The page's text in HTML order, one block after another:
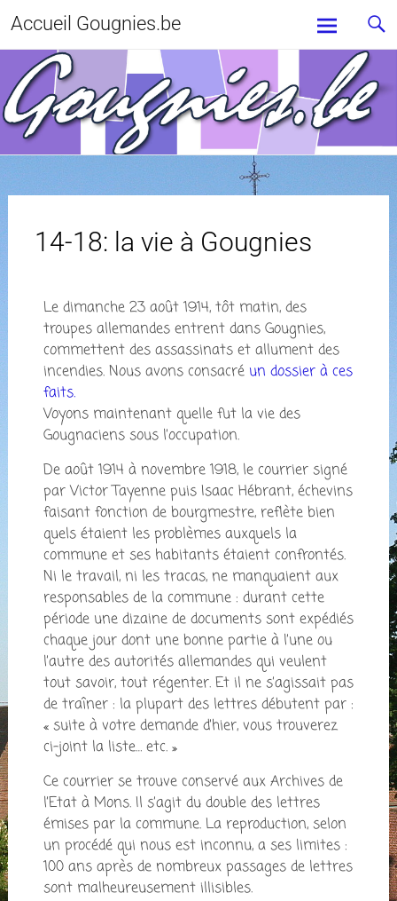
Accueil Gougnies.be
14-18: la vie à Gougnies
Le dimanche 23 août 1914, tôt matin, des
troupes allemandes entrent dans Gougnies,
commettent des assassinats et allument des
incendies. Nous avons consacré un dossier à ces
faits.
Voyons maintenant quelle fut la vie des
Gougnaciens sous l’occupation.
De août 1914 à novembre 1918, le courrier signé
par Victor Tayenne puis Isaac Hébrant, échevins
faisant fonction de bourgmestre, reflète bien
quels étaient les problèmes auxquels la
commune et ses habitants étaient confrontés.
Ni le travail, ni les tracas, ne manquaient aux
responsables de la commune : durant cette
période une dizaine de documents sont expédiés
chaque jour dont une bonne partie à l’une ou
l’autre des autorités allemandes qui veulent
tout savoir, tout régenter. Et il ne s’agissait pas
de traîner : la plupart des lettres débutent par :
« suite à votre demande d’hier, vous trouverez
ci-joint la liste… etc. »
Ce courrier se trouve conservé aux Archives de
l’Etat à Mons. Il s’agit du double des lettres
émises par la commune. La reproduction, selon
un procédé qui nous est inconnu, a ses limites :
100 ans après de nombreux passages de lettres
sont malheureusement illisibles.